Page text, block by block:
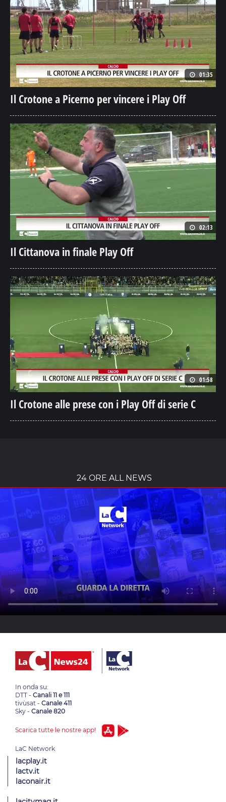
01:35
Il Crotone a Picerno per vincere i Play Off
02:13
Il Cittanova in finale Play Off
01:58
Il Crotone alle prese con i Play Off di serie C
24 ORE ALL NEWS
In onda su:
DTT - Canali 11 e 111
tivùsat - Canale 411
Sky - Canale 820
Scarica tutte le nostre app!
lacplay.it
lactv.it
laconair.it